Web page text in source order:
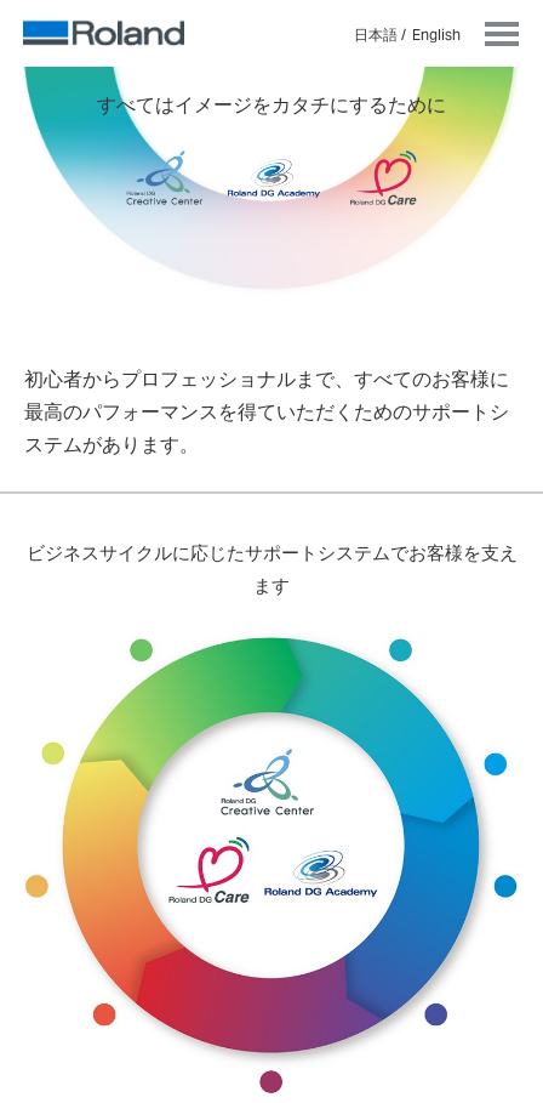
日本語 English
すべてはイメージをカタチにするために
初心者からプロフェッショナルまで、すべてのお客様に
最高のパフォーマンスを得ていただくためのサポートシ
ステムがあります。
ビジネスサイクルに応じたサポートシステムでお客様を支え
ます